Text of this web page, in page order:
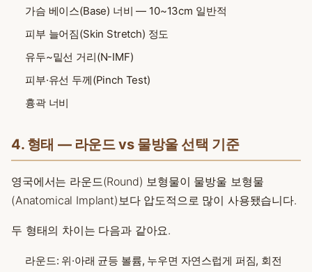
가슴 베이스(Base) 너비 — 10~13cm 일반적
피부 늘어짐(Skin Stretch) 정도
유두~밑선 거리(N-IMF)
피부·유선 두께(Pinch Test)
흉곽 너비
4. 형태 — 라운드 vs 물방울 선택 기준
영국에서는 라운드(Round) 보형물이 물방울 보형물
(Anatomical Implant)보다 압도적으로 많이 사용됐습니다.
두 형태의 차이는 다음과 같아요.
라운드: 위·아래 균등 볼륨, 누우면 자연스럽게 퍼짐, 회전